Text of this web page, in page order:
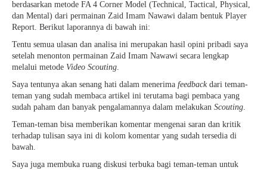
berdasarkan metode FA 4 Corner Model (Technical, Tactical, Physical,
dan Mental) dari permainan Zaid Imam Nawawi dalam bentuk Player
Report. Berikut laporannya di bawah ini:
Tentu semua ulasan dan analisa ini merupakan hasil opini pribadi saya
setelah menonton permainan Zaid Imam Nawawi secara lengkap
melalui metode Video Scouting
Saya tentunya akan senang hati dalam menerima feedback dari teman-
teman yang sudah membaca artikel ini terutama bagi pembaca yang
sudah paham dan banyak pengalamannya dalam melakukan Scouting
Teman-teman bisa memberikan komentar mengenai saran dan kritik
terhadap tulisan saya ini di kolom komentar yang sudah tersedia di
bawah.
Saya juga membuka ruang diskusi terbuka bagi teman-teman untuk